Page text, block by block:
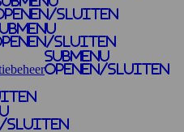
sluiten
sluiten
Submenu
openen/sluiten
sluiten